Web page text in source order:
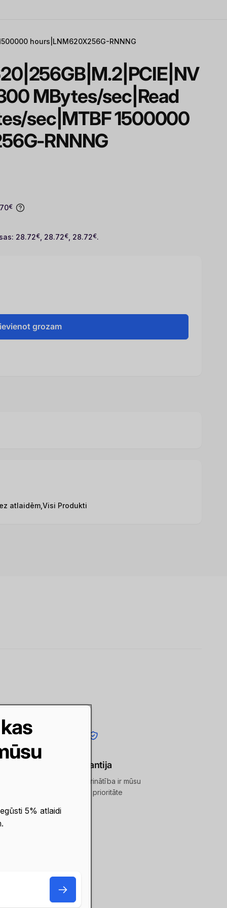
hours|LNM620X256G-RNNNG
MBytes/sec|Read
sec|MTBF 1500000
RNNNG
€
28.72€, 28.72€, 28.72€.
grozam
atlaidēm, Visi Produkti
Garantija
Klientu apmierinātība ir mūsu
galvenā prioritāte
5% atlaidi
E-
pasts